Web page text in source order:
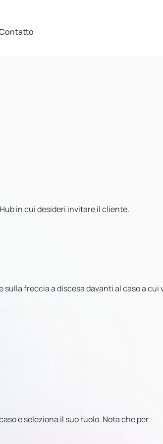
in cui desideri invitare il cliente.
freccia a discesa davanti al caso a cui
e seleziona il suo ruolo. Nota che per